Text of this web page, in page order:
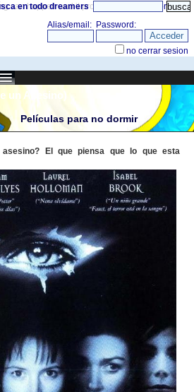
can happen and it probably will» directorio
en todo dreamers
un Asesino)
Películas para no dormir
El que piensa que lo que esta